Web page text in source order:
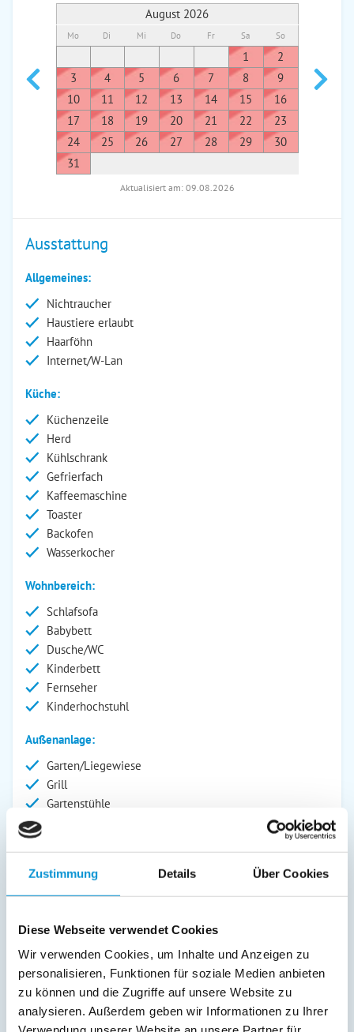
Zustimmung Details Über Cookies
Diese Webseite verwendet Cookies
Wir verwenden Cookies, um Inhalte und Anzeigen zu
personalisieren, Funktionen für soziale Medien anbieten
zu können und die Zugriffe auf unsere Website zu
analysieren. Außerdem geben wir Informationen zu Ihrer
August 2026
Mo Di Mi Do Fr Sa So
1
2
3
4 5 6 7 8
9
10
11 12 13 14 15
16
17
18 19 20 21 22
23
24
25 26 27 28 29
30
31
7
Aktualisiert am: 09.08.2026
Ausstattung
Allgemeines:
Nichtraucher
Haustiere erlaubt
Haarföhn
Internet/W-Lan
Küche:
Küchenzeile
Herd
Kühlschrank
Gefrierfach
Kaffeemaschine
Toaster
Backofen
Wasserkocher
Wohnbereich:
Schlafsofa
Babybett
Dusche/WC
Kinderbett
Fernseher
Kinderhochstuhl
Außenanlage:
Garten/Liegewiese
Grill
Gartenstühle
Kinderspielplatz
Kurtaxfrei
Verpflegung:
Sonstiges:
Es stehen kleine Ruderboote und auch ein SUP zur